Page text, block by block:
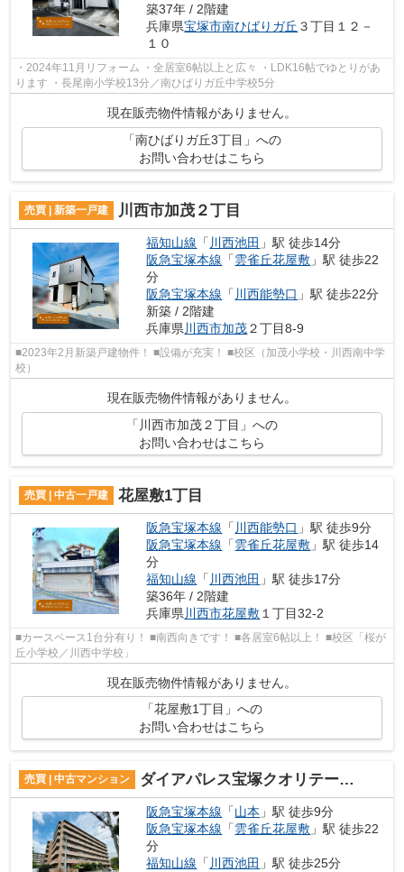
築37年 / 2階建
兵庫県宝塚市南ひばりガ丘 ３丁目１２－
１０
・2024年11月リフォーム ・全居室6帖以上と広々 ・LDK16帖でゆとりがあ
ります ・長尾南小学校13分／南ひばりガ丘中学校5分
現在販売物件情報がありません。
「南ひばりガ丘3丁目」への
お問い合わせはこちら
売買 | 新築一戸建 川西市加茂２丁目
福知山線 「 川西池田 」駅 徒歩14分
阪急宝塚本線 「雲雀丘花屋敷 」駅 徒歩22
分
阪急宝塚本線 「 川西能勢口 」駅 徒歩22分
新築 / 2階建
兵庫県 川西市加茂２丁目8-9
■2023年2月新築戸建物件！ ■設備が充実！ ■校区（加茂小学校・川西南中学
校）
現在販売物件情報がありません。
「川西市加茂２丁目」への
お問い合わせはこちら
売買 | 中古一戸建 花屋敷1丁目
阪急宝塚本線 「 川西能勢口 」駅 徒歩9分
阪急宝塚本線 「雲雀丘花屋敷 」駅 徒歩14
分
福知山線 「 川西池田 」駅 徒歩17分
築36年 / 2階建
兵庫県 川西市花屋敷 １丁目32-2
■カースペース1台分有り！ ■南西向きです！ ■各居室6帖以上！ ■校区「桜が
丘小学校／川西中学校」
現在販売物件情報がありません。
「花屋敷1丁目」への
お問い合わせはこちら
売買 | 中古マンション ダイアパレス宝塚クオリテージⅣ
阪急宝塚本線 「山本 」駅 徒歩9分
阪急宝塚本線 「雲雀丘花屋敷 」駅 徒歩22
分
福知山線 「 川西池田 」駅 徒歩25分